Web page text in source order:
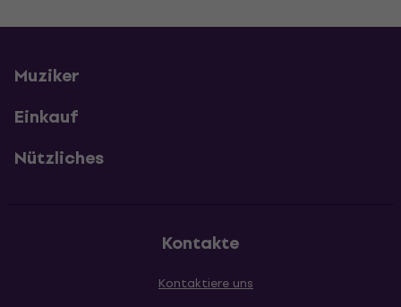
Muziker
Einkauf
Nützliches
Kontakte
Kontaktiere uns